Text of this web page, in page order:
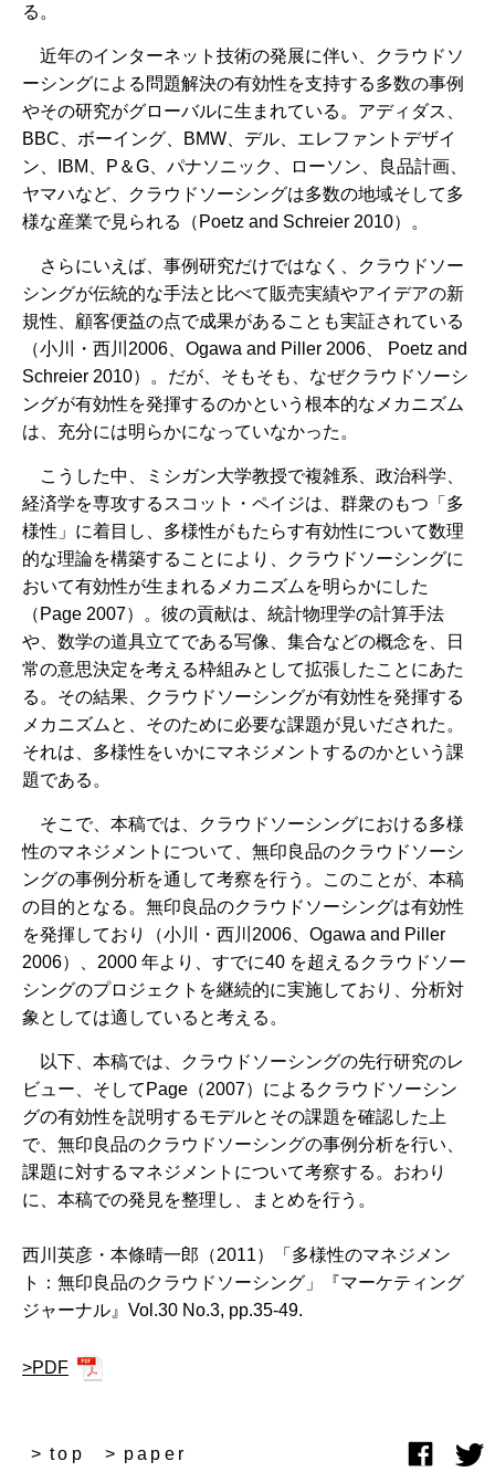
る。
近年のインターネット技術の発展に伴い、クラウドソ
ーシングによる問題解決の有効性を支持する多数の事例
やその研究がグローバルに生まれている。アディダス、
BBC、ボーイング、BMW、デル、エレファントデザイ
ン、IBM、P＆G、パナソニック、ローソン、良品計画、
ヤマハなど、クラウドソーシングは多数の地域そして多
様な産業で見られる（Poetz and Schreier 2010）。
さらにいえば、事例研究だけではなく、クラウドソー
シングが伝統的な手法と比べて販売実績やアイデアの新
規性、顧客便益の点で成果があることも実証されている
（小川・西川2006、Ogawa and Piller 2006、 Poetz and
Schreier 2010）。だが、そもそも、なぜクラウドソーシ
ングが有効性を発揮するのかという根本的なメカニズム
は、充分には明らかになっていなかった。
こうした中、ミシガン大学教授で複雑系、政治科学、
経済学を専攻するスコット・ペイジは、群衆のもつ「多
様性」に着目し、多様性がもたらす有効性について数理
的な理論を構築することにより、クラウドソーシングに
おいて有効性が生まれるメカニズムを明らかにした
（Page 2007）。彼の貢献は、統計物理学の計算手法
や、数学の道具立てである写像、集合などの概念を、日
常の意思決定を考える枠組みとして拡張したことにあた
る。その結果、クラウドソーシングが有効性を発揮する
メカニズムと、そのために必要な課題が見いだされた。
それは、多様性をいかにマネジメントするのかという課
題である。
そこで、本稿では、クラウドソーシングにおける多様
性のマネジメントについて、無印良品のクラウドソーシ
ングの事例分析を通して考察を行う。このことが、本稿
の目的となる。無印良品のクラウドソーシングは有効性
を発揮しており（小川・西川2006、Ogawa and Piller
2006）、2000 年より、すでに40 を超えるクラウドソー
シングのプロジェクトを継続的に実施しており、分析対
象としては適していると考える。
以下、本稿では、クラウドソーシングの先行研究のレ
ビュー、そしてPage（2007）によるクラウドソーシン
グの有効性を説明するモデルとその課題を確認した上
で、無印良品のクラウドソーシングの事例分析を行い、
課題に対するマネジメントについて考察する。おわり
に、本稿での発見を整理し、まとめを行う。
西川英彦・本條晴一郎（2011）「多様性のマネジメン
ト：無印良品のクラウドソーシング」『マーケティング
ジャーナル』Vol.30 No.3, pp.35-49.
>PDF
top paper